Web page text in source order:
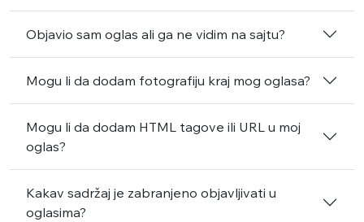
Objavio sam oglas ali ga ne vidim na sajtu?
Mogu li da dodam fotografiju kraj mog oglasa?
Mogu li da dodam HTML tagove ili URL u moj
oglas?
Kakav sadržaj je zabranjeno objavljivati u
oglasima?